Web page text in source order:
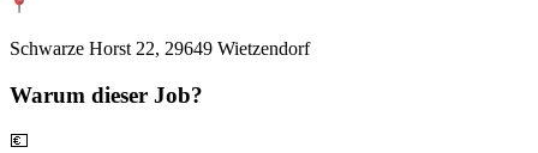
Schwarze Horst 22, 29649 Wietzendorf
Warum dieser Job?
💶